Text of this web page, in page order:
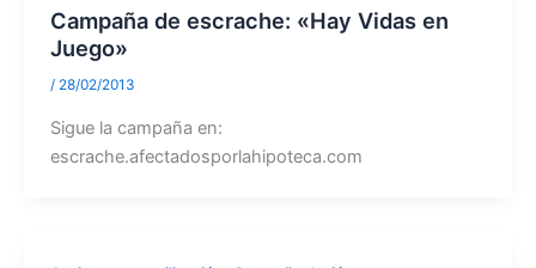
Campaña de escrache: «Hay Vidas en
Juego»
/ 28/02/2013
Sigue la campaña en:
escrache.afectadosporlahipoteca.com